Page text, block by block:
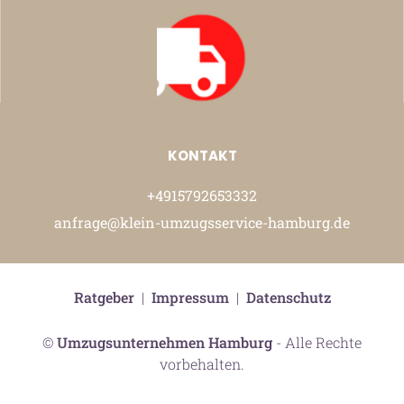
KONTAKT
+4915792653332
anfrage@klein-umzugsservice-hamburg.de
©Umzugsunternehmen Hamburg - Alle Rechte
vorbehalten.
Ratgeber| Impressum| Datenschutz